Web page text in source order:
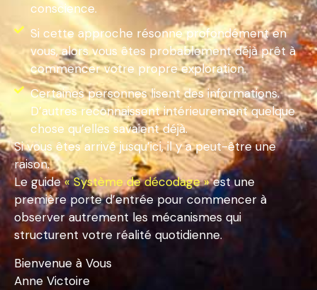
conscience.
Si cette approche résonne profondément en
vous, alors vous êtes probablement déjà prêt à
commencer votre propre exploration.
Certaines personnes lisent des informations.
D’autres reconnaissent intérieurement quelque
chose qu’elles savaient déjà.
Si vous êtes arrivé jusqu’ici, il y a peut-être une
raison.
Le guide« Système de décodage »est une
première porte d’entrée pour commencer à
observer autrement les mécanismes qui
structurent votre réalité quotidienne.
Bienvenue à Vous
Anne Victoire